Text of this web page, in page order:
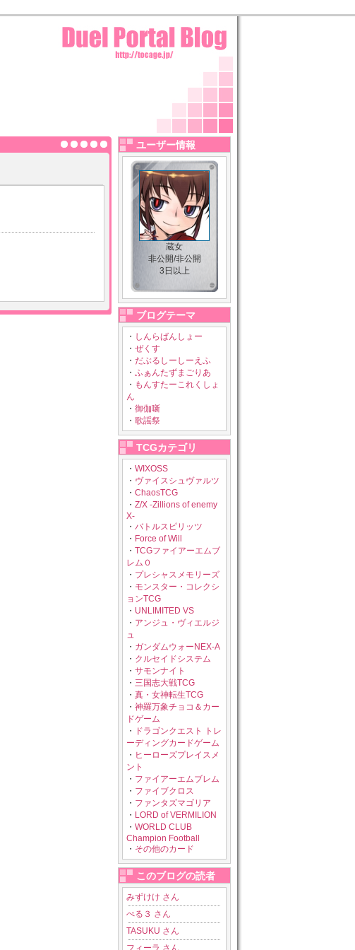
ユーザー情報
蔵女
非公開/非公開
3日以上
ブログテーマ
・ しんらばんしょー
・ ぜくす
・ だぶるしーしーえふ
・ ふぁんたずまごりあ
・ もんすたーこれくしょ
ん
・ 御伽噺
・ 歌謡祭
TCGカテゴリ
・ WIXOSS
・ ヴァイスシュヴァルツ
・ ChaosTCG
・ Z/X -Zillions of enemy
X-
・ バトルスピリッツ
・ Force of Will
・ TCGファイアーエムブ
レム０
・ プレシャスメモリーズ
・ モンスター・コレクシ
ョンTCG
・ UNLIMITED VS
・ アンジュ・ヴィエルジ
ュ
・ ガンダムウォーNEX-A
・ クルセイドシステム
・ サモンナイト
・ 三国志大戦TCG
・ 真・女神転生TCG
・ 神羅万象チョコ＆カー
ドゲーム
・
ドラゴンクエスト トレ
ーディングカードゲーム
・ ヒーローズプレイスメ
ント
・ ファイアーエムブレム
・ ファイブクロス
・ ファンタズマゴリア
・ LORD of VERMILION
・ WORLD CLUB
Champion Football
・ その他のカード
このブログの読者
みずけけ さん
ぺる３ さん
TASUKU さん
フィーラ さん